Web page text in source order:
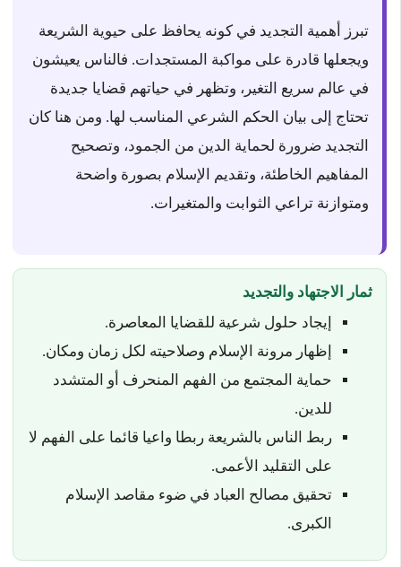
تبرز أهمية التجديد في كونه يحافظ على حيوية الشريعة
ويجعلها قادرة على مواكبة المستجدات. فالناس يعيشون
في عالم سريع التغير، وتظهر في حياتهم قضايا جديدة
تحتاج إلى بيان الحكم الشرعي المناسب لها. ومن هنا كان
التجديد ضرورة لحماية الدين من الجمود، وتصحيح
المفاهيم الخاطئة، وتقديم الإسلام بصورة واضحة
ومتوازنة تراعي الثوابت والمتغيرات.
ثمار الاجتهاد والتجديد
إيجاد حلول شرعية للقضايا المعاصرة.
إظهار مرونة الإسلام وصلاحيته لكل زمان ومكان.
حماية المجتمع من الفهم المنحرف أو المتشدد
للدين.
ربط الناس بالشريعة ربطا واعيا قائما على الفهم لا
على التقليد الأعمى.
تحقيق مصالح العباد في ضوء مقاصد الإسلام
الكبرى.